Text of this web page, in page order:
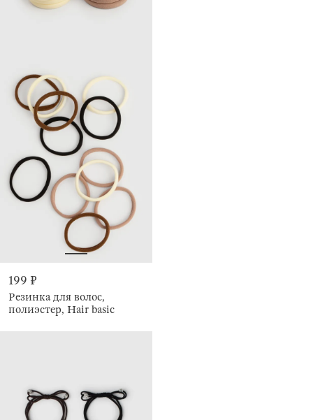
199 ₽
Резинка для волос,
полиэстер, Hair basic